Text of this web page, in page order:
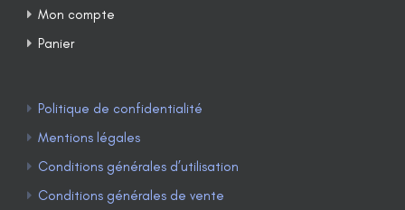
Mon compte
Panier
Politique de confidentialité
Mentions légales
Conditions générales d’utilisation
Conditions générales de vente